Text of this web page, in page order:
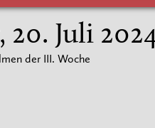
20. Juli
der III. Woche